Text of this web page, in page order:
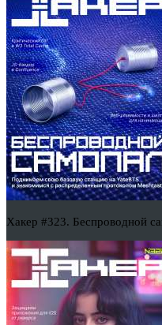
Хакер #323. Беспроводной